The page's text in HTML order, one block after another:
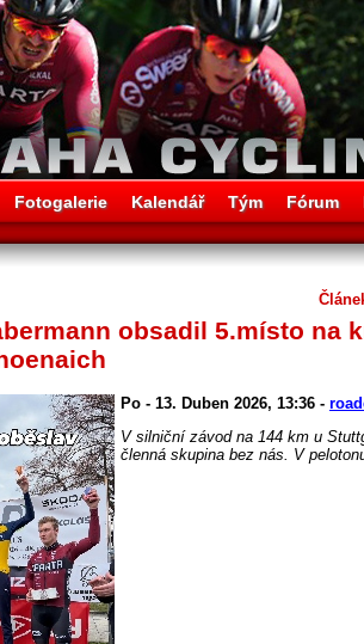
Fotogalerie Kalendář Tým Fórum
obsadil 5.místo na
Po - 13. Duben 2026, 13:36 -
V silniční závod na 144 km u
členná skupina bez nás. V